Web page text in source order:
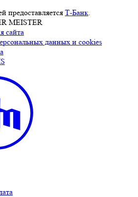
предоставляется Т-Банк
MEISTER
сайта
данных и cookies